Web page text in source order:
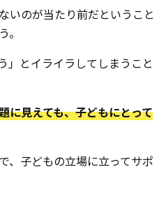
いのが当たり前だということ
」とイライラしてしまうこと
に見えても、子どもにとって
、子どもの立場に立ってサポ